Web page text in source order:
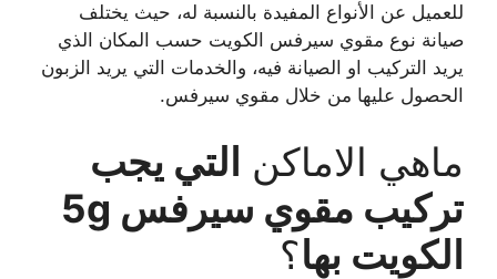
للعميل عن الأنواع المفيدة بالنسبة له، حيث يختلف
صيانة نوع مقوي سيرفس الكويت حسب المكان الذي
يريد التركيب او الصيانة فيه، والخدمات التي يريد الزبون
الحصول عليها من خلال مقوي سيرفس.
ماهي الاماكن التي يجب
تركيب مقوي سيرفس 5g
الكويت بها؟